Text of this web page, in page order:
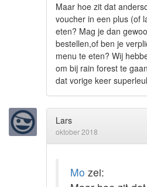
Maar hoe zit dat
voucher in een plus (of
eten? Mag je dan
bestellen,of ben je
menu te eten? Wij
om bij rain forest te
dat vorige keer
Lars
oktober 2018
Mo zei: